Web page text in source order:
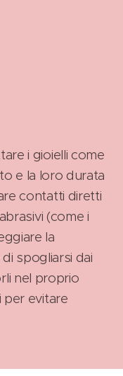
i gioielli come
e la loro durata
contatti diretti
(come i
la
spogliarsi dai
nel proprio
evitare